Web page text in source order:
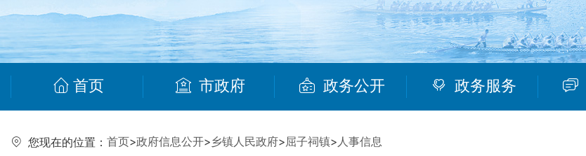
首页 市政府 政务公开 政务服务
您现在的位置： 首页>政府信息公开>乡镇人民政府>屈子祠镇>人事信息